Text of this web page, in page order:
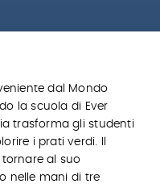
dal Mondo
la scuola di Ever
trasforma gli studenti
i prati verdi. Il
al suo
nelle mani di tre